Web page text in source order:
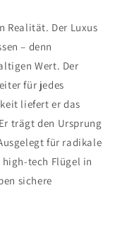
Realität. Der Luxus
– denn
Wert. Der
für jedes
liefert er das
trägt den Ursprung
für radikale
tech Flügel in
sichere